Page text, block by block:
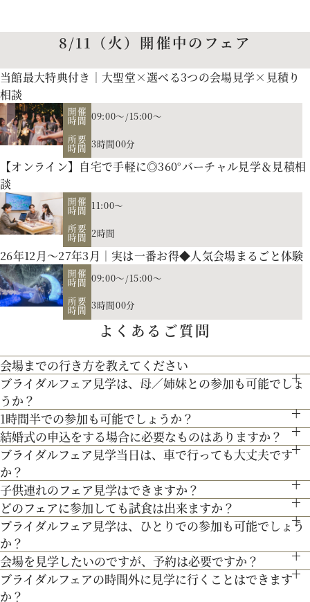
お二人の希望に合わせた挙式のスタイル（挙式のみ、披露
宴、パーティー等）や予算に応じたプランニングをさせていた
人気のテーマやトレンドを取り入れたアイディアをご紹介。
用。アーティストのライブやイベントでもケータリング実績を
持つ貴田岡シェフの試食をお楽しみください！
200年の歴史ある厳かな雰囲気に包まれる大聖堂で、結婚式の
真髄を感じていただける見学ツアー。広大な空間と圧倒的な美
しさを誇る大聖堂で、神聖な儀式が執り行われる特別な場所
を、ぜひ実際にご体感ください♪
３Dプロジェクションマッピングを始め、先輩カップル絶賛の
最先端のウェディング演出の数々をご紹介。ゲストと楽しむ演
出、お姫様のように注目される演出、あなたの理想にあったも
のをご提案します。
8/11（火）開催中のフェア
当館最大特典付き｜大聖堂×選べる3つの会場見学×見積り
相談
開催
時間 09:00～/15:00～
所要
時間 3時間00分
【オンライン】自宅で手軽に◎360°バーチャル見学＆見積相
談
開催
時間 11:00～
所要
時間 2時間
26年12月～27年3月｜実は一番お得◆人気会場まるごと体験
開催
時間 09:00～/15:00～
所要
時間 3時間00分
よくあるご質問
会場までの行き方を教えてください
●お車でお越しの方へ JR札幌駅から約15分 地下鉄西28丁
目から約3分
●交通機関をご利用の方へ 地下鉄東西線「西28丁目」駅下
車 2番出口より徒歩約15分となっております。
ブライダルフェア見学は、母／姉妹との参加も可能でしょ
うか？
もちろん可能です。親御様やご家族との参加も歓迎しておりま
す。
1時間半での参加も可能でしょうか？
通常、会場見学と試食で3時間程となります。時間内で必要な
ご案内にてご対応させて頂きます。
結婚式の申込をする場合に必要なものはありますか？
お内金と印鑑をお持ちいただいております。都度、プランナー
よりご案内させて頂きますのでご安心ください。
ブライダルフェア見学当日は、車で行っても大丈夫です
か？
お車でお越しいただいても大丈夫です。その際は、会場併設の
無料駐車場をご利用下さい。
子供連れのフェア見学はできますか？
もちろん可能です。授乳室等もご用意しておりますのでご安心
ください。
また、お子様連れでのご来館が不安な場合は、オンライン相談
フェアもご検討下さい。
どのフェアに参加しても試食は出来ますか？
「試食」マークのついているフェアにて、シェフ厳選料理の無
料試食を行っております。
ブライダルフェア見学は、ひとりでの参加も可能でしょう
か？
もちろん可能です。おひとり様でのご見学も歓迎しておりま
す。
会場を見学したいのですが、予約は必要ですか？
予約制ではございませんが、予約の方優先でご案内をしており
ブライダルフェアの時間外に見学に行くことはできます
か？